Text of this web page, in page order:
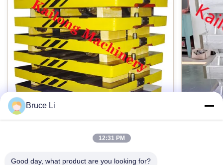
สายการขึ้นรูปแบบขวดแรงดันสูง
Bruce Li
12:31 PM
Good day, what product are you looking for?